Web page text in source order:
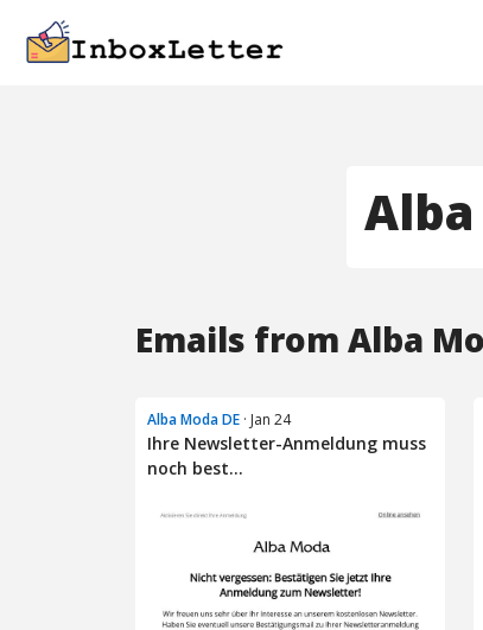
Alba
Emails from Alba
Alba Moda DE · Jan 24
Ihre Newsletter-Anmeldung muss
noch best...